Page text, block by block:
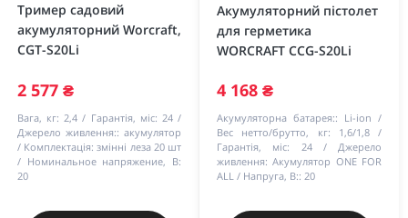
Тример садовий
акумуляторний Worcraft,
CGT-S20Li
2 577 ₴
Вага, кг: 2,4 Гарантія, міс: 24
Джерело живлення:: акумулятор
Комплектація: змінні леза 20 шт
Номинальное напряжение, В:
20
Акумуляторний пістолет
для герметика
WORCRAFT CCG-S20Li
4 168 ₴
Акумуляторна батарея:: Li-ion
Вес нетто/брутто, кг:
1,6/1,8
Гарантія, міс:
24
Джерело
живлення: Акумулятор ONE FOR
ALL
Напруга, В:: 20